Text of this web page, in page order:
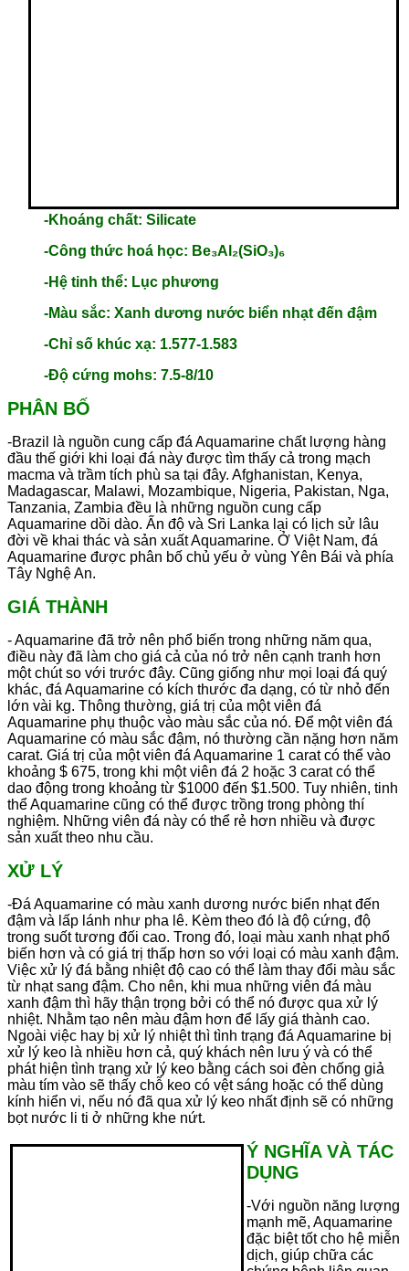
-Khoáng chất: Silicate
-Công thức hoá học: Be₃Al₂(SiO₃)₆
-Hệ tinh thể: Lục phương
-Màu sắc: Xanh dương nước biển nhạt đến đậm
-Chỉ số khúc xạ: 1.577-1.583
-Độ cứng mohs: 7.5-8/10
PHÂN BỐ
-Brazil là nguồn cung cấp đá Aquamarine chất lượng hàng
đầu thế giới khi loại đá này được tìm thấy cả trong mạch
macma và trầm tích phù sa tại đây. Afghanistan, Kenya,
Madagascar, Malawi, Mozambique, Nigeria, Pakistan, Nga,
Tanzania, Zambia đều là những nguồn cung cấp
Aquamarine dồi dào. Ấn độ và Sri Lanka lại có lịch sử lâu
đời về khai thác và sản xuất Aquamarine. Ở Việt Nam, đá
Aquamarine được phân bố chủ yếu ở vùng Yên Bái và phía
Tây Nghệ An.
GIÁ THÀNH
- Aquamarine đã trở nên phổ biến trong những năm qua,
điều này đã làm cho giá cả của nó trở nên cạnh tranh hơn
một chút so với trước đây. Cũng giống như mọi loại đá quý
khác, đá Aquamarine có kích thước đa dạng, có từ nhỏ đến
lớn vài kg. Thông thường, giá trị của một viên đá
Aquamarine phụ thuộc vào màu sắc của nó. Để một viên đá
Aquamarine có màu sắc đậm, nó thường cần nặng hơn năm
carat. Giá trị của một viên đá Aquamarine 1 carat có thể vào
khoảng $ 675, trong khi một viên đá 2 hoặc 3 carat có thể
dao động trong khoảng từ $1000 đến $1.500. Tuy nhiên, tinh
thể Aquamarine cũng có thể được trồng trong phòng thí
nghiệm. Những viên đá này có thể rẻ hơn nhiều và được
sản xuất theo nhu cầu.
XỬ LÝ
-Đá Aquamarine có màu xanh dương nước biển nhạt đến
đậm và lấp lánh như pha lê. Kèm theo đó là độ cứng, độ
trong suốt tương đối cao. Trong đó, loại màu xanh nhạt phổ
biến hơn và có giá trị thấp hơn so với loại có màu xanh đậm.
Việc xử lý đá bằng nhiệt độ cao có thể làm thay đổi màu sắc
từ nhạt sang đậm. Cho nên, khi mua những viên đá màu
xanh đậm thì hãy thận trọng bởi có thể nó được qua xử lý
nhiệt. Nhằm tạo nên màu đậm hơn để lấy giá thành cao.
Ngoài việc hay bị xử lý nhiệt thì tình trạng đá Aquamarine bị
xử lý keo là nhiều hơn cả, quý khách nên lưu ý và có thể
phát hiện tình trạng xử lý keo bằng cách soi đèn chống giả
màu tím vào sẽ thấy chỗ keo có vệt sáng hoặc có thể dùng
kính hiển vi, nếu nó đã qua xử lý keo nhất định sẽ có những
bọt nước li ti ở những khe nứt.
Ý NGHĨA VÀ TÁC
DỤNG
-Với nguồn năng lượng
mạnh mẽ, Aquamarine
đặc biệt tốt cho hệ miễn
dịch, giúp chữa các